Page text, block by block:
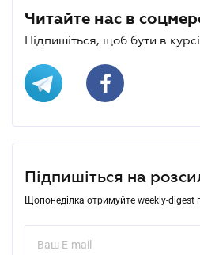
Читайте нас в
Підпишіться, щоб бути в
Підпишіться на
Щопонеділка отримуйте weekly-digest